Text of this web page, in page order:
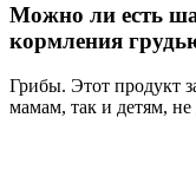
Можно ли есть
кормления
Грибы. Этот продукт
мамам, так и детям, не